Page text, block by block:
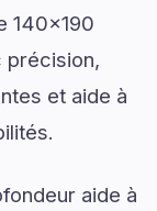
140x190
précision,
et aide à
aide à